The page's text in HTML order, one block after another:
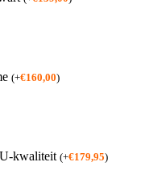
(+€160,00)
kwaliteit (+€179,95)